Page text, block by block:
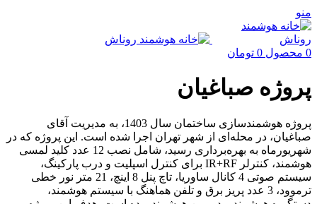
منو
0 محصول 0 تومان
پروژه صباغیان
پروژه هوشمندسازی ساختمان سال 1403، به مدیریت آقای
صباغیان، در محله‌ای از شهر تهران اجرا شده است. این پروژه که در
شهریورماه به بهره‌برداری رسید، شامل نصب 12 عدد کلید لمسی
هوشمند، کنترلر IR+RF برای کنترل اسپلیت و درب پارکینگ،
سیستم صوتی 4 کانال ساوریا، تاچ پنل 8 اینچ، 21 متر نور خطی
ترموود، 3 عدد پریز برق و تلفن هماهنگ با سیستم هوشمند،